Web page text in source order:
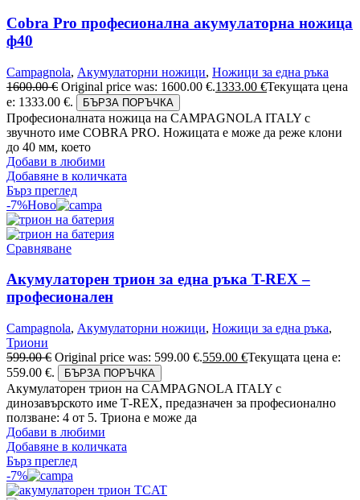
Cobra Pro професионална акумулаторна ножица
ф40
Campagnola, Акумулаторни ножици, Ножици за една ръка
1600.00€ Original price was: 1600.00 €.1333.00 €Текущата цена
е: 1333.00 €.
БЪРЗА ПОРЪЧКА
Професионалната ножица на CAMPAGNOLA ITALY с
звучното име COBRA PRO. Ножицата е може да реже клони
до 40 мм, което
Добави в любими
Добавяне в количката
Бърз преглед
-7%Ново
Сравняване
Акумулаторен трион за една ръка T-REX –
професионален
Campagnola, Акумулаторни ножици, Ножици за една ръка,
Триони
599.00€ Original price was: 599.00 €.559.00 €Текущата цена е:
559.00 €.
БЪРЗА ПОРЪЧКА
Акумулаторен трион на CAMPAGNOLA ITALY с
динозавърското име Т-REX, предазначен за професионално
ползване: 4 от 5. Триона е може да
Добави в любими
Добавяне в количката
Бърз преглед
-7%